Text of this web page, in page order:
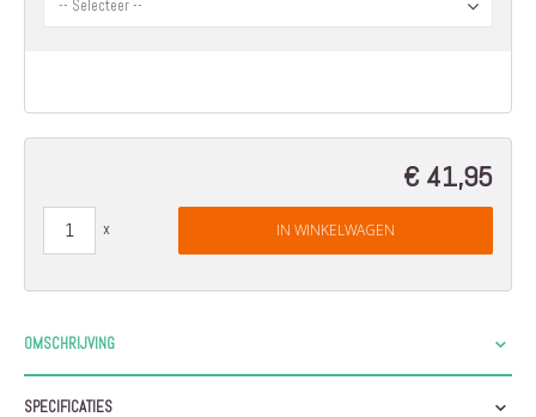
€ 41,95
IN WINKELWAGEN
OMSCHRIJVING
SPECIFICATIES